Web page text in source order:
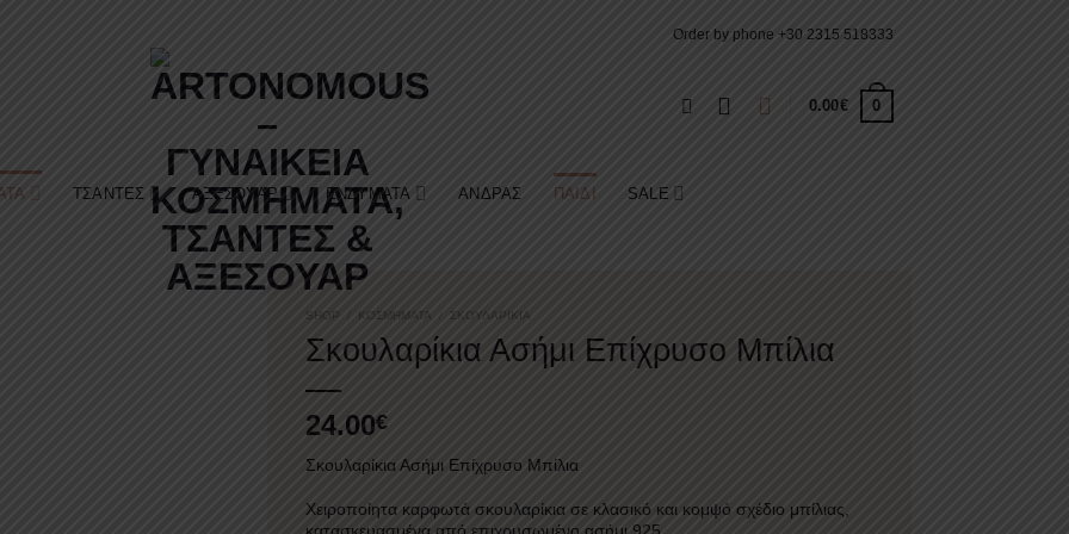
Order by phone +30 2315 518333
0.00€ 0
ΤΣΆΝΤΕΣ ΑΞΕΣΟΥΆΡ ΕΝΔΎΜΑΤΑ ΆΝΔΡΑΣ ΠΑΙΔΊ SALE
SHOP ΚΟΣΜΉΜΑΤΑ / ΣΚΟΥΛΑΡΊΚΙΑ
Σκουλαρίκια Ασήμι Επίχρυσο Μπίλια
24.00€
Σκουλαρίκια Ασήμι Επίχρυσο Μπίλια
Χειροποίητα καρφωτά σκουλαρίκια σε κλασικό και κομψό σχέδιο μπίλιας,
κατασκευασμένα από επιχρυσωμένο ασήμι 925.